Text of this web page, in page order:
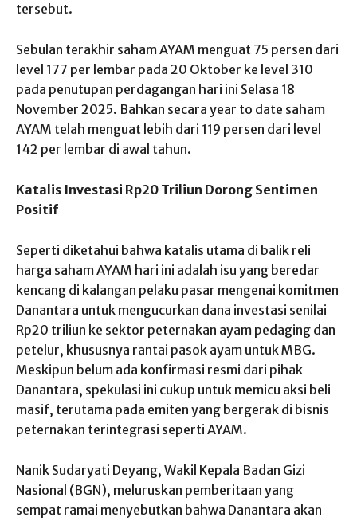
tersebut.
Sebulan terakhir saham AYAM menguat 75 persen dari
level 177 per lembar pada 20 Oktober ke level 310
pada penutupan perdagangan hari ini Selasa 18
November 2025. Bahkan secara year to date saham
AYAM telah menguat lebih dari 119 persen dari level
142 per lembar di awal tahun.
Katalis Investasi Rp20 Triliun Dorong Sentimen
Positif
Seperti diketahui bahwa katalis utama di balik reli
harga saham AYAM hari ini adalah isu yang beredar
kencang di kalangan pelaku pasar mengenai komitmen
Danantara untuk mengucurkan dana investasi senilai
Rp20 triliun ke sektor peternakan ayam pedaging dan
petelur, khususnya rantai pasok ayam untuk MBG.
Meskipun belum ada konfirmasi resmi dari pihak
Danantara, spekulasi ini cukup untuk memicu aksi beli
masif, terutama pada emiten yang bergerak di bisnis
peternakan terintegrasi seperti AYAM.
Nanik Sudaryati Deyang, Wakil Kepala Badan Gizi
Nasional (BGN), meluruskan pemberitaan yang
sempat ramai menyebutkan bahwa Danantara akan